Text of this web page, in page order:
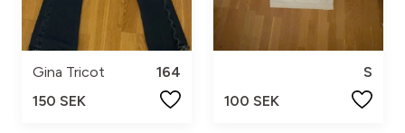
Gina Tricot
164
150 SEK
S
100 SEK